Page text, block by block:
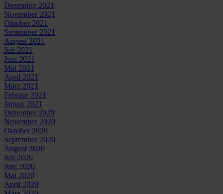
Dezember 2021
November 2021
Oktober 2021
September 2021
August 2021
Juli 2021
Juni 2021
Mai 2021
April 2021
März 2021
Februar 2021
Januar 2021
Dezember 2020
November 2020
Oktober 2020
September 2020
August 2020
Juli 2020
Juni 2020
Mai 2020
April 2020